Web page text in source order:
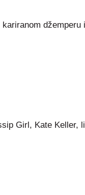
Girl, Kate